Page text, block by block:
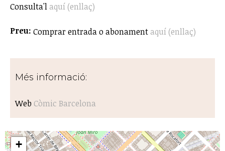
Consulta'l aquí (enllaç)
Preu: Comprar entrada o abonament aquí (enllaç)
Més informació:
Web Còmic Barcelona
+